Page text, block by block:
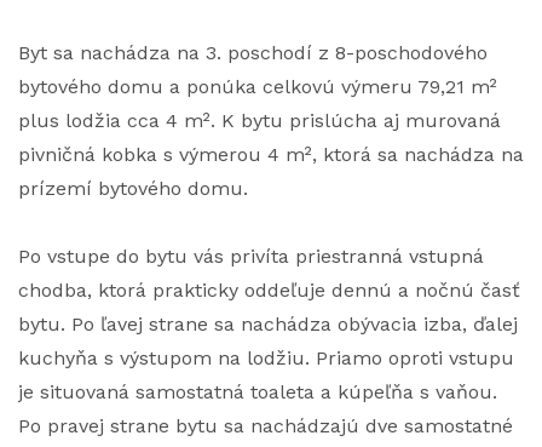
Byt sa nachádza na 3. poschodí z 8-poschodového
bytového domu a ponúka celkovú výmeru 79,21 m²
plus lodžia cca 4 m². K bytu prislúcha aj murovaná
pivničná kobka s výmerou 4 m², ktorá sa nachádza na
prízemí bytového domu.
Po vstupe do bytu vás privíta priestranná vstupná
chodba, ktorá prakticky oddeľuje dennú a nočnú časť
bytu. Po ľavej strane sa nachádza obývacia izba, ďalej
kuchyňa s výstupom na lodžiu. Priamo oproti vstupu
je situovaná samostatná toaleta a kúpeľňa s vaňou.
Po pravej strane bytu sa nachádzajú dve samostatné